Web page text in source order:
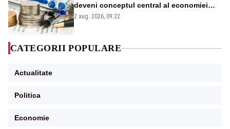
deveni conceptul central al economiei
viitoare?
2 aug. 2026, 09:22
CATEGORII POPULARE
Actualitate
Politica
Economie